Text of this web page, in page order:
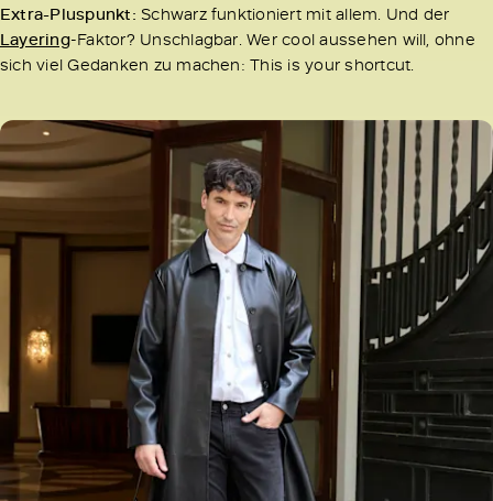
Extra-Pluspunkt: Schwarz funktioniert mit allem. Und der
Layering-Faktor? Unschlagbar. Wer cool aussehen will, ohne
sich viel Gedanken zu machen: This is your shortcut.